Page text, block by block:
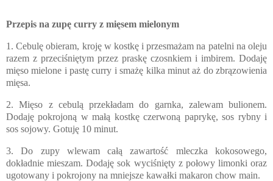
Przepis na zupę curry z mięsem mielonym
1. Cebulę obieram, kroję w kostkę i przesmażam na patelni na oleju
razem z przeciśniętym przez praskę czosnkiem i imbirem. Dodaję
mięso mielone i pastę curry i smażę kilka minut aż do zbrązowienia
mięsa.
2. Mięso z cebulą przekładam do garnka, zalewam bulionem.
Dodaję pokrojoną w małą kostkę czerwoną paprykę, sos rybny i
sos sojowy. Gotuję 10 minut.
3. Do zupy wlewam całą zawartość mleczka kokosowego,
dokładnie mieszam. Dodaję sok wyciśnięty z połowy limonki oraz
ugotowany i pokrojony na mniejsze kawałki makaron chow main.